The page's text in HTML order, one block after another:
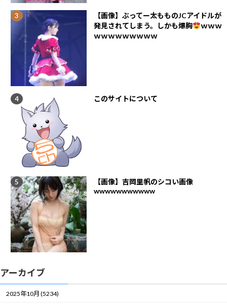
【画像】ぶってー太もものJCアイドルが
発見されてしまう。しかも爆胸
ｗｗｗ
ｗｗｗｗｗｗｗｗｗ
このサイトについて
【画像】吉岡里帆のシコい画像
wwwwwwwwwww
アーカイブ
2025年10月 (5234)